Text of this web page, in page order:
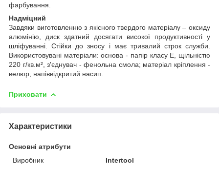
фарбування.
Надміцний
Завдяки виготовленню з якісного твердого матеріалу – оксиду
алюмінію, диск здатний досягати високої продуктивності у
шліфуванні. Стійки до зносу і має тривалий строк служби.
Використовувані матеріали: основа - папір класу Е, щільністю
220 г/кв.м², з'єднувач - фенольна смола; матеріал кріплення -
велюр; напіввідкритий насип.
Приховати
Характеристики
Основні атрибути
Виробник
Intertool